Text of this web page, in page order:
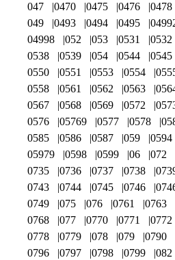
047
0470 0475 0476 0478
049
0493 0494 0495
04998
052 053 0531 0532
0538
0539 054 0544 0545
0550
0551 0553 0554
0558
0561 0562 0563
0567
0568 0569 0572
0576
05769 0577 0578
0585
0586 0587 059 0594
05979
0598 0599 06 072
0735
0736 0737 0738
0743
0744 0745 0746
0749
075 076 0761 0763
0768
077 0770 0771 0772
0778
0779 078 079 0790
0796
0797 0798 0799 082